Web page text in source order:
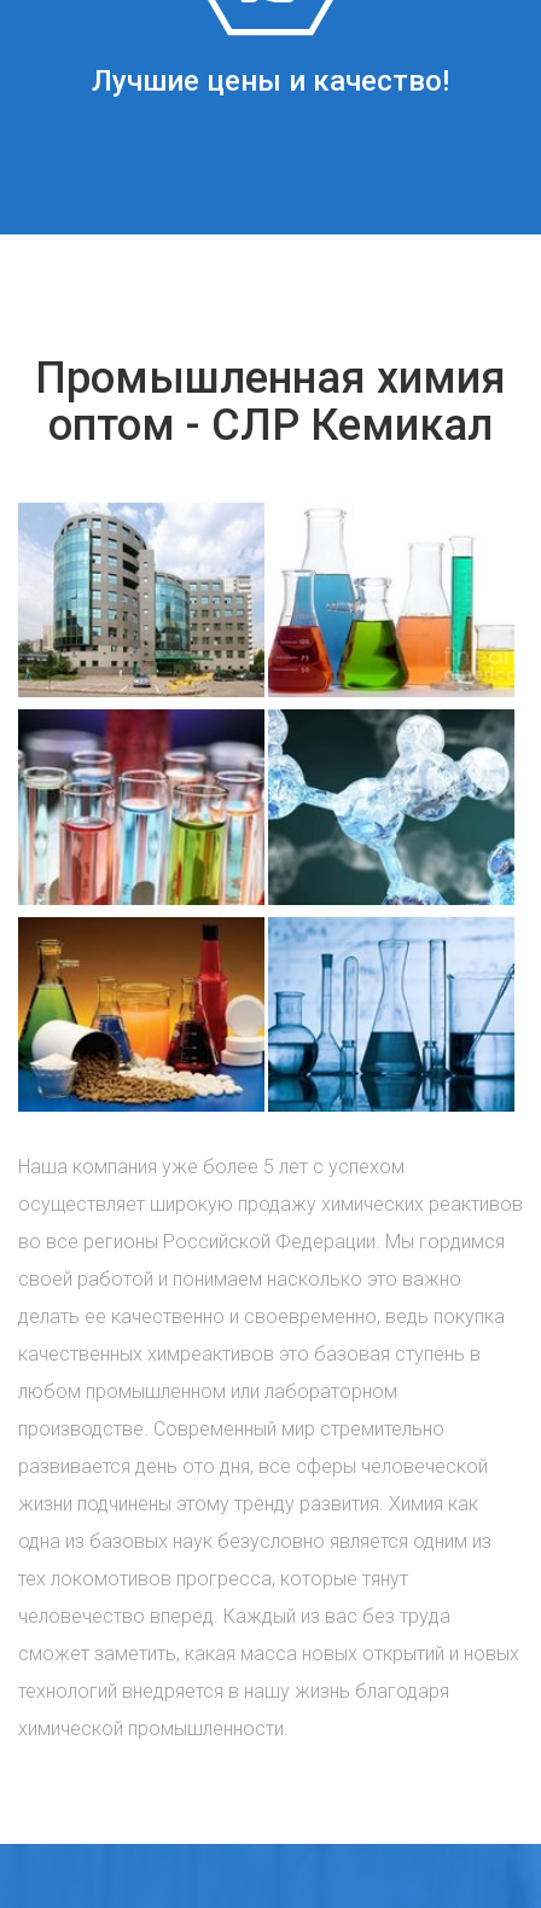
Лучшие цены и качество!
Промышленная химия
оптом - СЛР Кемикал
Наша компания уже более 5 лет с успехом
осуществляет широкую продажу химических реактивов
во все регионы Российской Федерации. Мы гордимся
своей работой и понимаем насколько это важно
делать ее качественно и своевременно, ведь покупка
качественных химреактивов это базовая ступень в
любом промышленном или лабораторном
производстве. Современный мир стремительно
развивается день ото дня, все сферы человеческой
жизни подчинены этому тренду развития. Химия как
одна из базовых наук безусловно является одним из
тех локомотивов прогресса, которые тянут
человечество вперед. Каждый из вас без труда
сможет заметить, какая масса новых открытий и новых
технологий внедряется в нашу жизнь благодаря
химической промышленности.